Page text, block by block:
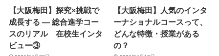
【大阪梅田】探究×挑戦で
成長する ― 総合進学コー
スのリアル 在校生インタ
ビュー③
【大阪梅田】人気のインタ
ーナショナルコースって、
どんな特徴・授業がある
の？